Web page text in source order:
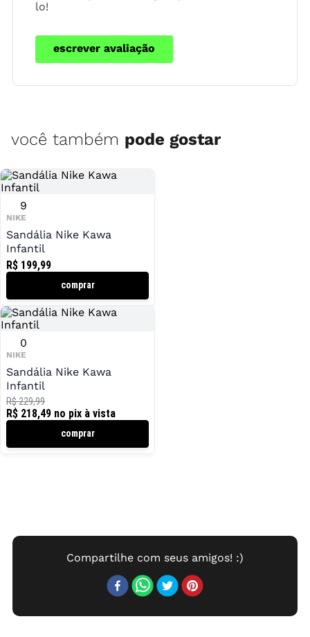
lo!
escrever avaliação
você também pode gostar
NIKE
9
Sandália Nike Kawa
Infantil
R$ 199,99
comprar
NIKE
0
Sandália Nike Kawa
Infantil
R$ 218,49 no pix à vista
R$ 229,99
comprar